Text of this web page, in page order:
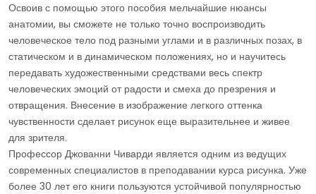
Освоив с помощью этого пособия мельчайшие нюансы
анатомии, вы сможете не только точно воспроизводить
человеческое тело под разными углами и в различных позах, в
статическом и в динамическом положениях, но и научитесь
передавать художественными средствами весь спектр
человеческих эмоций от радости и смеха до презрения и
отвращения. Внесение в изображение легкого оттенка
чувственности сделает рисунок еще выразительнее и живее
для зрителя.
Профессор Джованни Чиварди является одним из ведущих
современных специалистов в преподавании курса рисунка. Уже
более 30 лет его книги пользуются устойчивой популярностью